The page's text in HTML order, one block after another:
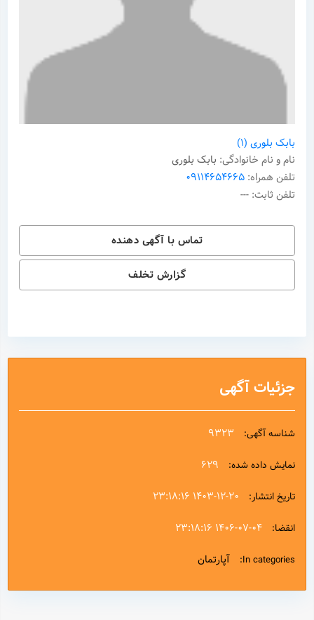
بابک بلوری (1)
نام و نام خانوادگی: بابک بلوری
تلفن همراه: 09114654665
تلفن ثابت: ---
تماس با آگهی دهنده
گزارش تخلف
جزئیات آگهی
شناسه آگهی: 9323
نمایش داده شده: 629
تاریخ انتشار: ۱۴۰۳-۱۲-۲۰ ۲۳:۱۸:۱۶
انقضا: ۱۴۰۶-۰۷-۰۴ ۲۳:۱۸:۱۶
In categories: آپارتمان